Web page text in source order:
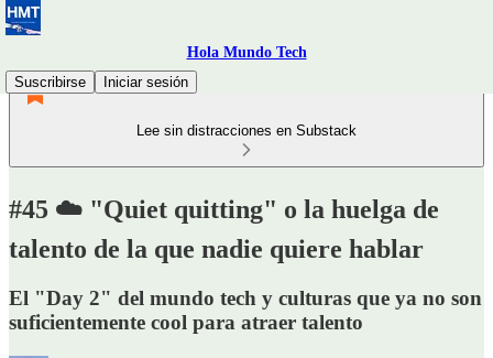
Hola Mundo Tech
Suscribirse
Iniciar sesión
Lee sin distracciones en Substack
#45 ☁️ "Quiet quitting" o la huelga de
talento de la que nadie quiere hablar
El "Day 2" del mundo tech y culturas que ya no son
suficientemente cool para atraer talento